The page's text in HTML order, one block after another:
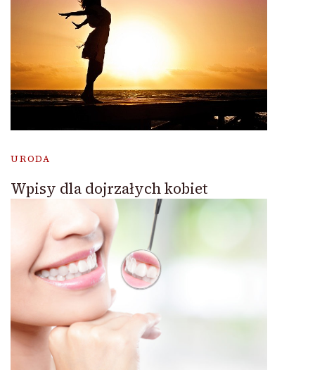
URODA
Wpisy dla dojrzałych kobiet